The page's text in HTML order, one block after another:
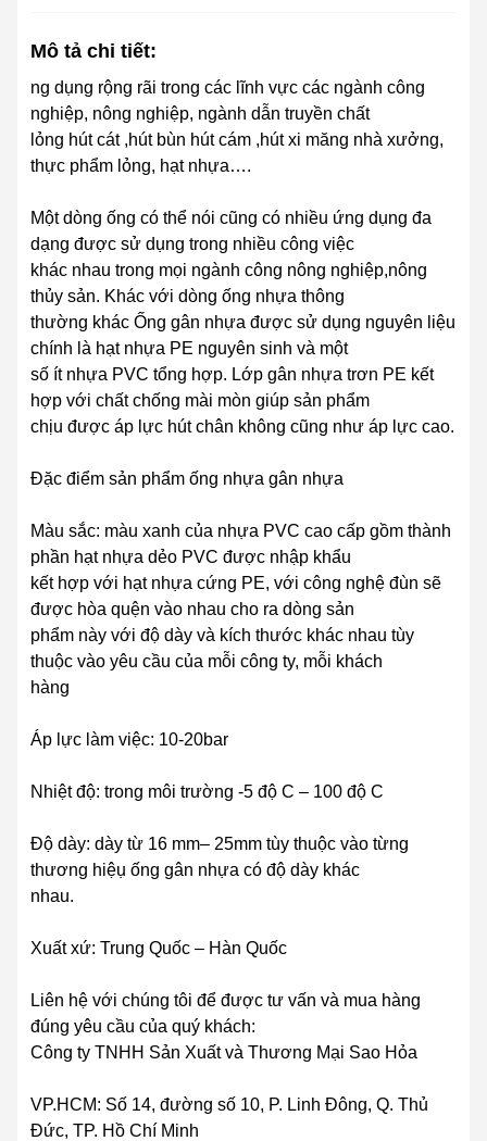
Mô tả chi tiết:
ng dụng rộng rãi trong các lĩnh vực các ngành công
nghiệp, nông nghiệp, ngành dẫn truyền chất
lỏng hút cát ,hút bùn hút cám ,hút xi măng nhà xưởng,
thực phẩm lỏng, hạt nhựa….
Một dòng ống có thể nói cũng có nhiều ứng dụng đa
dạng được sử dụng trong nhiều công việc
khác nhau trong mọi ngành công nông nghiệp,nông
thủy sản. Khác với dòng ống nhựa thông
thường khác Ống gân nhựa được sử dụng nguyên liệu
chính là hạt nhựa PE nguyên sinh và một
số ít nhựa PVC tổng hợp. Lớp gân nhựa trơn PE kết
hợp với chất chống mài mòn giúp sản phẩm
chịu được áp lực hút chân không cũng như áp lực cao.
Đặc điểm sản phẩm ống nhựa gân nhựa
Màu sắc: màu xanh của nhựa PVC cao cấp gồm thành
phần hạt nhựa dẻo PVC được nhập khẩu
kết hợp với hạt nhựa cứng PE, với công nghệ đùn sẽ
được hòa quện vào nhau cho ra dòng sản
phẩm này với độ dày và kích thước khác nhau tùy
thuộc vào yêu cầu của mỗi công ty, mỗi khách
hàng
Áp lực làm việc: 10-20bar
Nhiệt độ: trong môi trường -5 độ C – 100 độ C
Độ dày: dày từ 16 mm– 25mm tùy thuộc vào từng
thương hiệụ ống gân nhựa có độ dày khác
nhau.
Xuất xứ: Trung Quốc – Hàn Quốc
Liên hệ với chúng tôi để được tư vấn và mua hàng
đúng yêu cầu của quý khách:
Công ty TNHH Sản Xuất và Thương Mại Sao Hỏa
VP.HCM: Số 14, đường số 10, P. Linh Đông, Q. Thủ
Đức, TP. Hồ Chí Minh